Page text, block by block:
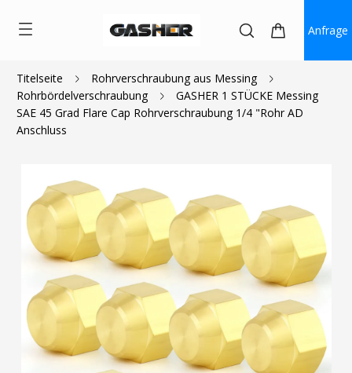
Anfrage
Titelseite
Rohrverschraubung aus Messing
Rohrbördelverschraubung
GASHER 1 STÜCKE Messing
SAE 45 Grad Flare Cap Rohrverschraubung 1/4 "Rohr AD
Anschluss
$1.17